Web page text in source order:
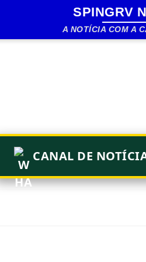
Pular para o
SPINGRV
A NOTÍCIA COM A
CANAL DE